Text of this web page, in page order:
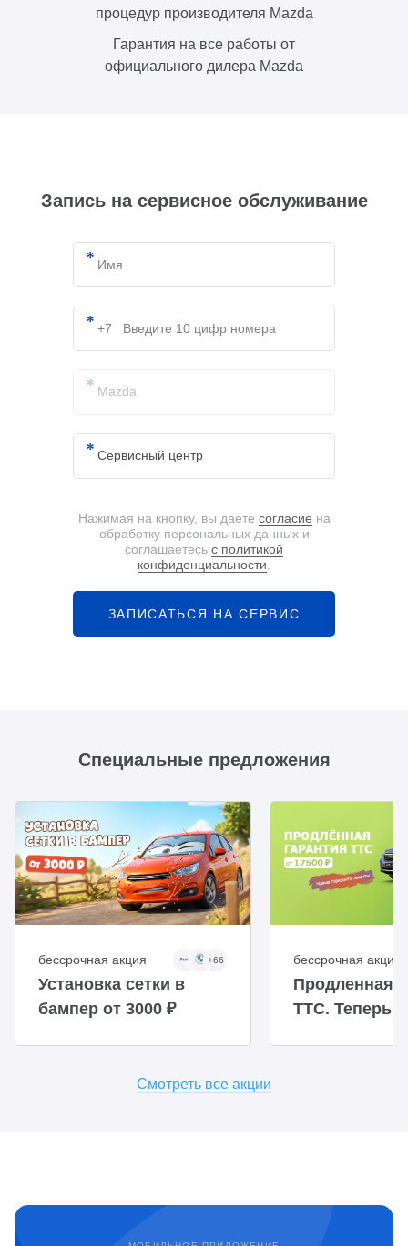
процедур производителя Mazda
Гарантия на все работы от
официального дилера Mazda
Запись на сервисное обслуживание
Нажимая на кнопку, вы даете согласие на
обработку персональных данных и
соглашаетесь с политикой
конфиденциальности
ЗАПИСАТЬСЯ НА СЕРВИС
Специальные предложения
бессрочная акция +66
Установка сетки в
бампер от 3000 ₽
бессрочная акция
Продленная
ТТС. Теперь
Смотреть все акции